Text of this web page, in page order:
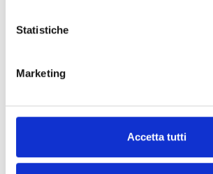
Statistiche
Marketing
Accetta tutti
IFFT-SOCKET
Toma jack para conectar el teléfono de
emergencia, blanca o roja